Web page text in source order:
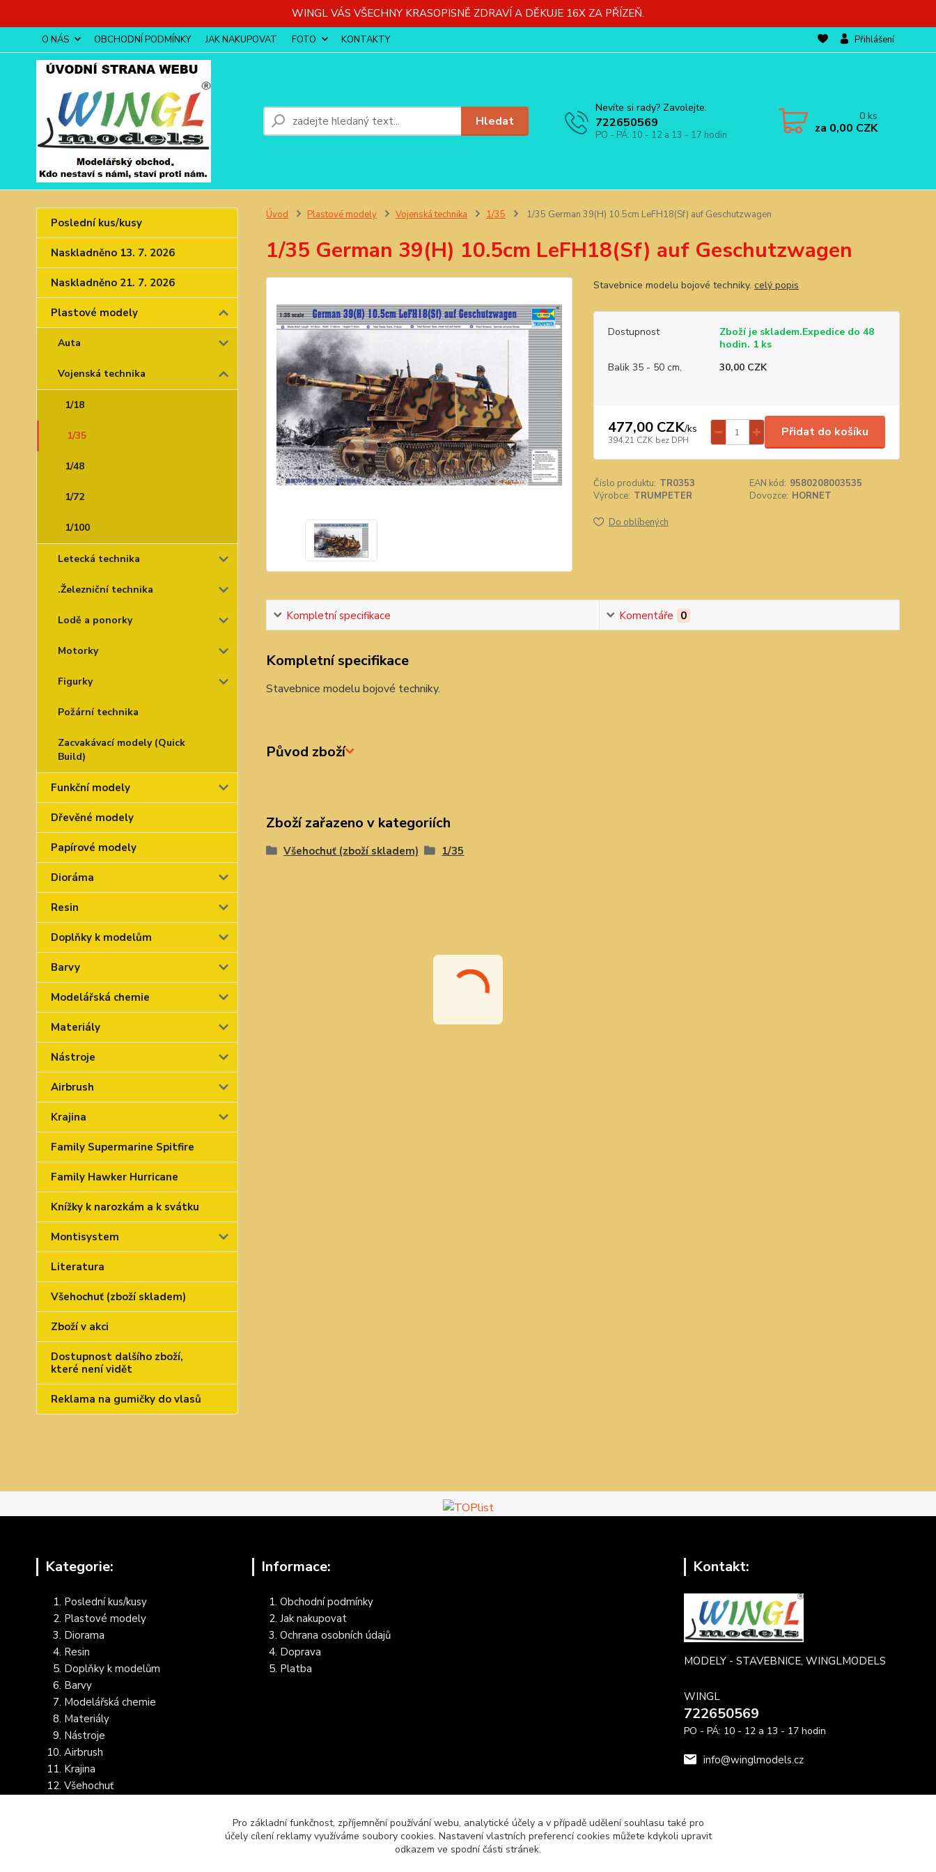
WINGL VÁS VŠECHNY KRASOPISNĚ ZDRAVÍ A DĚKUJE 16X ZA PŘÍZEŇ.
O NÁS OBCHODNÍ PODMÍNKY JAK NAKUPOVAT FOTO KONTAKTY Přihlášení
Hledat
Nevíte si rady? Zavolejte.
722650569
PO - PÁ: 10 - 12 a 13 - 17 hodin
0 ks
za 0,00 CZK
Poslední kus/kusy
Naskladněno 13. 7. 2026
Naskladněno 21. 7. 2026
Plastové modely
Auta
Vojenská technika
1/18
1/35
1/48
1/72
1/100
Letecká technika
.Železniční technika
Lodě a ponorky
Motorky
Figurky
Požární technika
Zacvakávací modely (Quick
Build)
Funkční modely
Dřevěné modely
Papírové modely
Dioráma
Resin
Doplňky k modelům
Barvy
Modelářská chemie
Materiály
Nástroje
Airbrush
Krajina
Family Supermarine Spitfire
Family Hawker Hurricane
Knížky k narozkám a k svátku
Montisystem
Literatura
Všehochuť (zboží skladem)
Zboží v akci
Dostupnost dalšího zboží,
které není vidět
Reklama na gumičky do vlasů
Úvod Plastové modely Vojenská technika 1/35 1/35 German 39(H) 10.5cm LeFH18(Sf) auf Geschutzwagen
1/35 German 39(H) 10.5cm LeFH18(Sf) auf Geschutzwagen
Stavebnice modelu bojové techniky. celý popis
Dostupnost
Zboží je skladem.Expedice do 48
hodin. 1 ks
Balik 35 - 50 cm.
30,00 CZK
477,00 CZK/ks
394,21 CZK bez DPH
Přidat do košíku
Číslo produktu: TR0353 EAN kód: 9580208003535
Výrobce: TRUMPETER Dovozce: HORNET
Do oblíbených
Kompletní specifikace Komentáře 0
Kompletní specifikace
Stavebnice modelu bojové techniky.
Původ zboží
Zboží zařazeno v kategoriích
Všehochuť (zboží skladem) 1/35
Kategorie:
Poslední kus/kusy
Plastové modely
Diorama
Resin
Doplňky k modelům
Barvy
Modelářská chemie
Materiály
Nástroje
Airbrush
Krajina
Všehochuť
Informace:
Obchodní podmínky
Jak nakupovat
Ochrana osobních údajů
Doprava
Platba
Kontakt:
MODELY - STAVEBNICE, WINGLMODELS
WINGL
722650569
PO - PÁ: 10 - 12 a 13 - 17 hodin
info@winglmodels.cz
Pro základní funkčnost, zpříjemnění používání webu, analytické účely a v případě udělení souhlasu také pro
účely cílení reklamy využíváme soubory cookies. Nastavení vlastních preferencí cookies můžete kdykoli upravit
odkazem ve spodní části stránek.